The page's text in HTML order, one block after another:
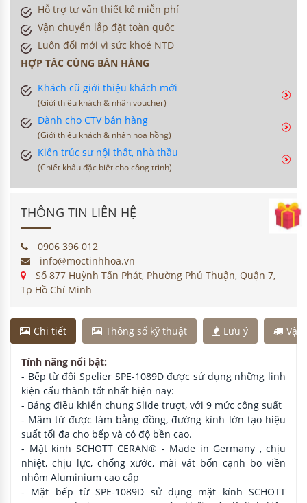
Hỗ trợ tư vấn thiết kế miễn phí
Vận chuyển lắp đặt toàn quốc
Luôn đổi mới vì sức khoẻ NTD
HỢP TÁC CÙNG BÁN HÀNG
Khách cũ giới thiệu khách mới
(Giới thiệu khách & nhận voucher)
Dành cho CTV bán hàng
(Giới thiệu khách & nhận hoa hồng)
Kiến trúc sư nội thất, nhà thầu
(Chiết khấu đặc biệt cho công trình)
THÔNG TIN LIÊN HỆ
0906 396 012
info@moctinhhoa.vn
Số 877 Huỳnh Tấn Phát, Phường Phú Thuận, Quận 7,
Tp Hồ Chí Minh
Chi tiết Thông số kỹ thuật Lưu ý Vận
Tính năng nổi bật:
- Bếp từ đôi Spelier SPE-1089D được sử dụng những linh
kiện cấu thành tốt nhất hiện nay:
- Bảng điều khiển chung Slide trượt, với 9 mức công suất
- Mâm từ được làm bằng đồng, đường kính lớn tạo hiệu
suất tối đa cho bếp và có độ bền cao.
- Mặt kính SCHOTT CERAN® - Made in Germany , chịu
nhiệt, chịu lực, chống xước, mài vát bốn cạnh bo viền
nhôm Aluminium cao cấp
- Mặt bếp từ SPE-1089D sử dụng mặt kính SCHOTT